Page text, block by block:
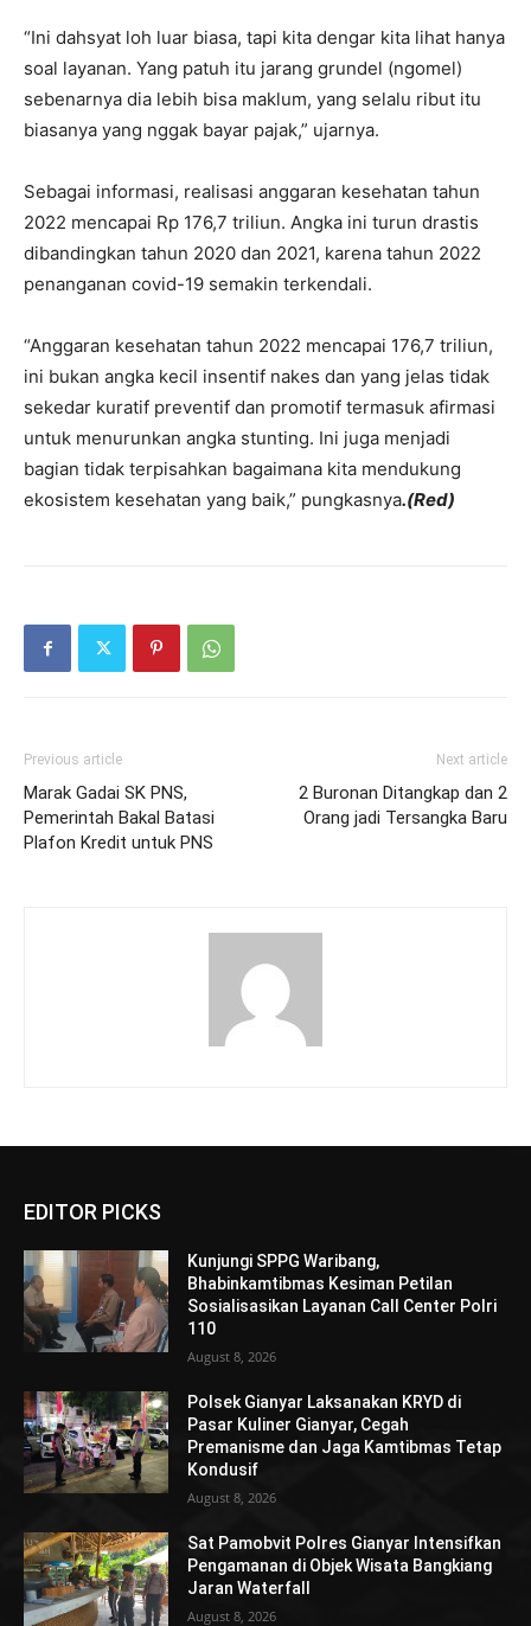
“Ini dahsyat loh luar biasa, tapi kita dengar kita lihat hanya
soal layanan. Yang patuh itu jarang grundel (ngomel)
sebenarnya dia lebih bisa maklum, yang selalu ribut itu
biasanya yang nggak bayar pajak,” ujarnya.
Sebagai informasi, realisasi anggaran kesehatan tahun
2022 mencapai Rp 176,7 triliun. Angka ini turun drastis
dibandingkan tahun 2020 dan 2021, karena tahun 2022
penanganan covid-19 semakin terkendali.
“Anggaran kesehatan tahun 2022 mencapai 176,7 triliun,
ini bukan angka kecil insentif nakes dan yang jelas tidak
sekedar kuratif preventif dan promotif termasuk afirmasi
untuk menurunkan angka stunting. Ini juga menjadi
bagian tidak terpisahkan bagaimana kita mendukung
ekosistem kesehatan yang baik,” pungkasnya.(Red)
Previous article
Marak Gadai SK PNS,
Pemerintah Bakal Batasi
Plafon Kredit untuk PNS
Next article
2 Buronan Ditangkap dan 2
Orang jadi Tersangka Baru
EDITOR PICKS
Kunjungi SPPG Waribang,
Bhabinkamtibmas Kesiman Petilan
Sosialisasikan Layanan Call Center Polri
110
August 8, 2026
Polsek Gianyar Laksanakan KRYD di
Pasar Kuliner Gianyar, Cegah
Premanisme dan Jaga Kamtibmas Tetap
Kondusif
August 8, 2026
Sat Pamobvit Polres Gianyar Intensifkan
Pengamanan di Objek Wisata Bangkiang
Jaran Waterfall
August 8, 2026